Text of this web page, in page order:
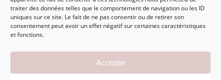
traiter des données telles que le comportement de navigation ou les ID
uniques sur ce site. Le fait de ne pas consentir ou de retirer son
consentement peut avoir un effet négatif sur certaines caractéristiques
et fonctions.
Accepter